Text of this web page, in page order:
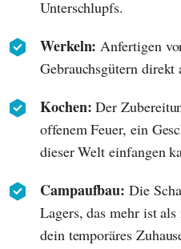
Unterschlupfs.
Werkeln: Anfertigen
Gebrauchsgütern direkt
Kochen: Der
offenem Feuer, ein
dieser Welt einfangen
Campaufbau: Die
Lagers, das mehr ist
dein temporäres